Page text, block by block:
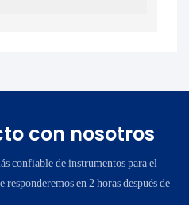
con nosotros
confiable de instrumentos para el
en 2 horas después de